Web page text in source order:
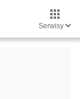
Serwisy